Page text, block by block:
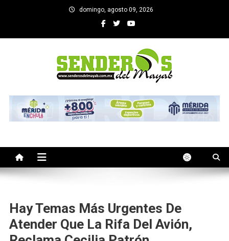
domingo, agosto 09, 2026
SENDEROS DEL MAYAB
Hay Temas Más Urgentes De
Atender Que La Rifa Del Avión,